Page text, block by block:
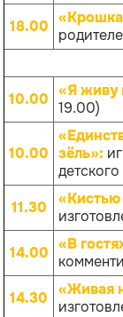
18.00
10.00 «Я живу
19.00)
10.00 зёль»:
11.30
14.00 «В
14.30
«Живая